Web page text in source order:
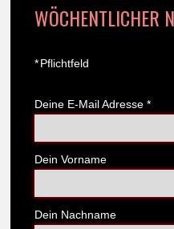
WÖCHENTLICHER
*Pflichtfeld
Deine E-Mail Adresse *
Dein Vorname
Dein Nachname